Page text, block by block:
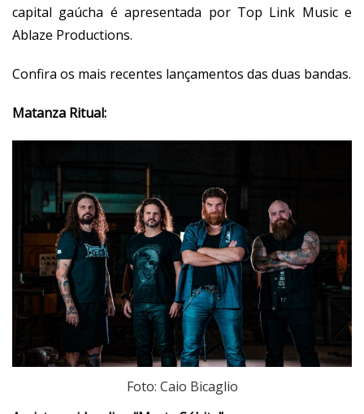
capital gaúcha é apresentada por Top Link Music e
Ablaze Productions.
Confira os mais recentes lançamentos das duas bandas.
Matanza Ritual:
Foto: Caio Bicaglio